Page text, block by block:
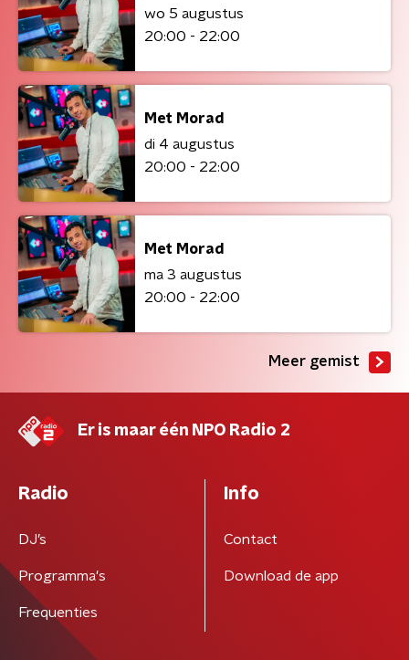
wo 5 augustus
20:00 - 22:00
Met Morad
di 4 augustus
20:00 - 22:00
Met Morad
ma 3 augustus
20:00 - 22:00
Meer gemist
Er is maar één NPO Radio 2
Radio
DJ’s
Programma's
Frequenties
Info
Contact
Download de app